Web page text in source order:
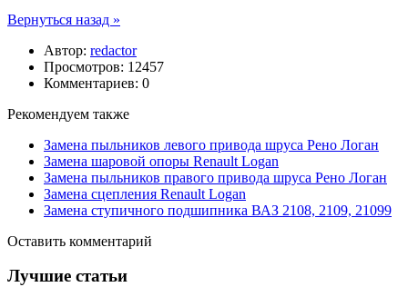
Вернуться назад »
Автор: redactor
Просмотров: 12457
Комментариев: 0
Рекомендуем также
Замена пыльников левого привода шруса Рено Логан
Замена шаровой опоры Renault Logan
Замена пыльников правого привода шруса Рено Логан
Замена сцепления Renault Logan
Замена ступичного подшипника ВАЗ 2108, 2109, 21099
Оставить комментарий
Лучшие статьи